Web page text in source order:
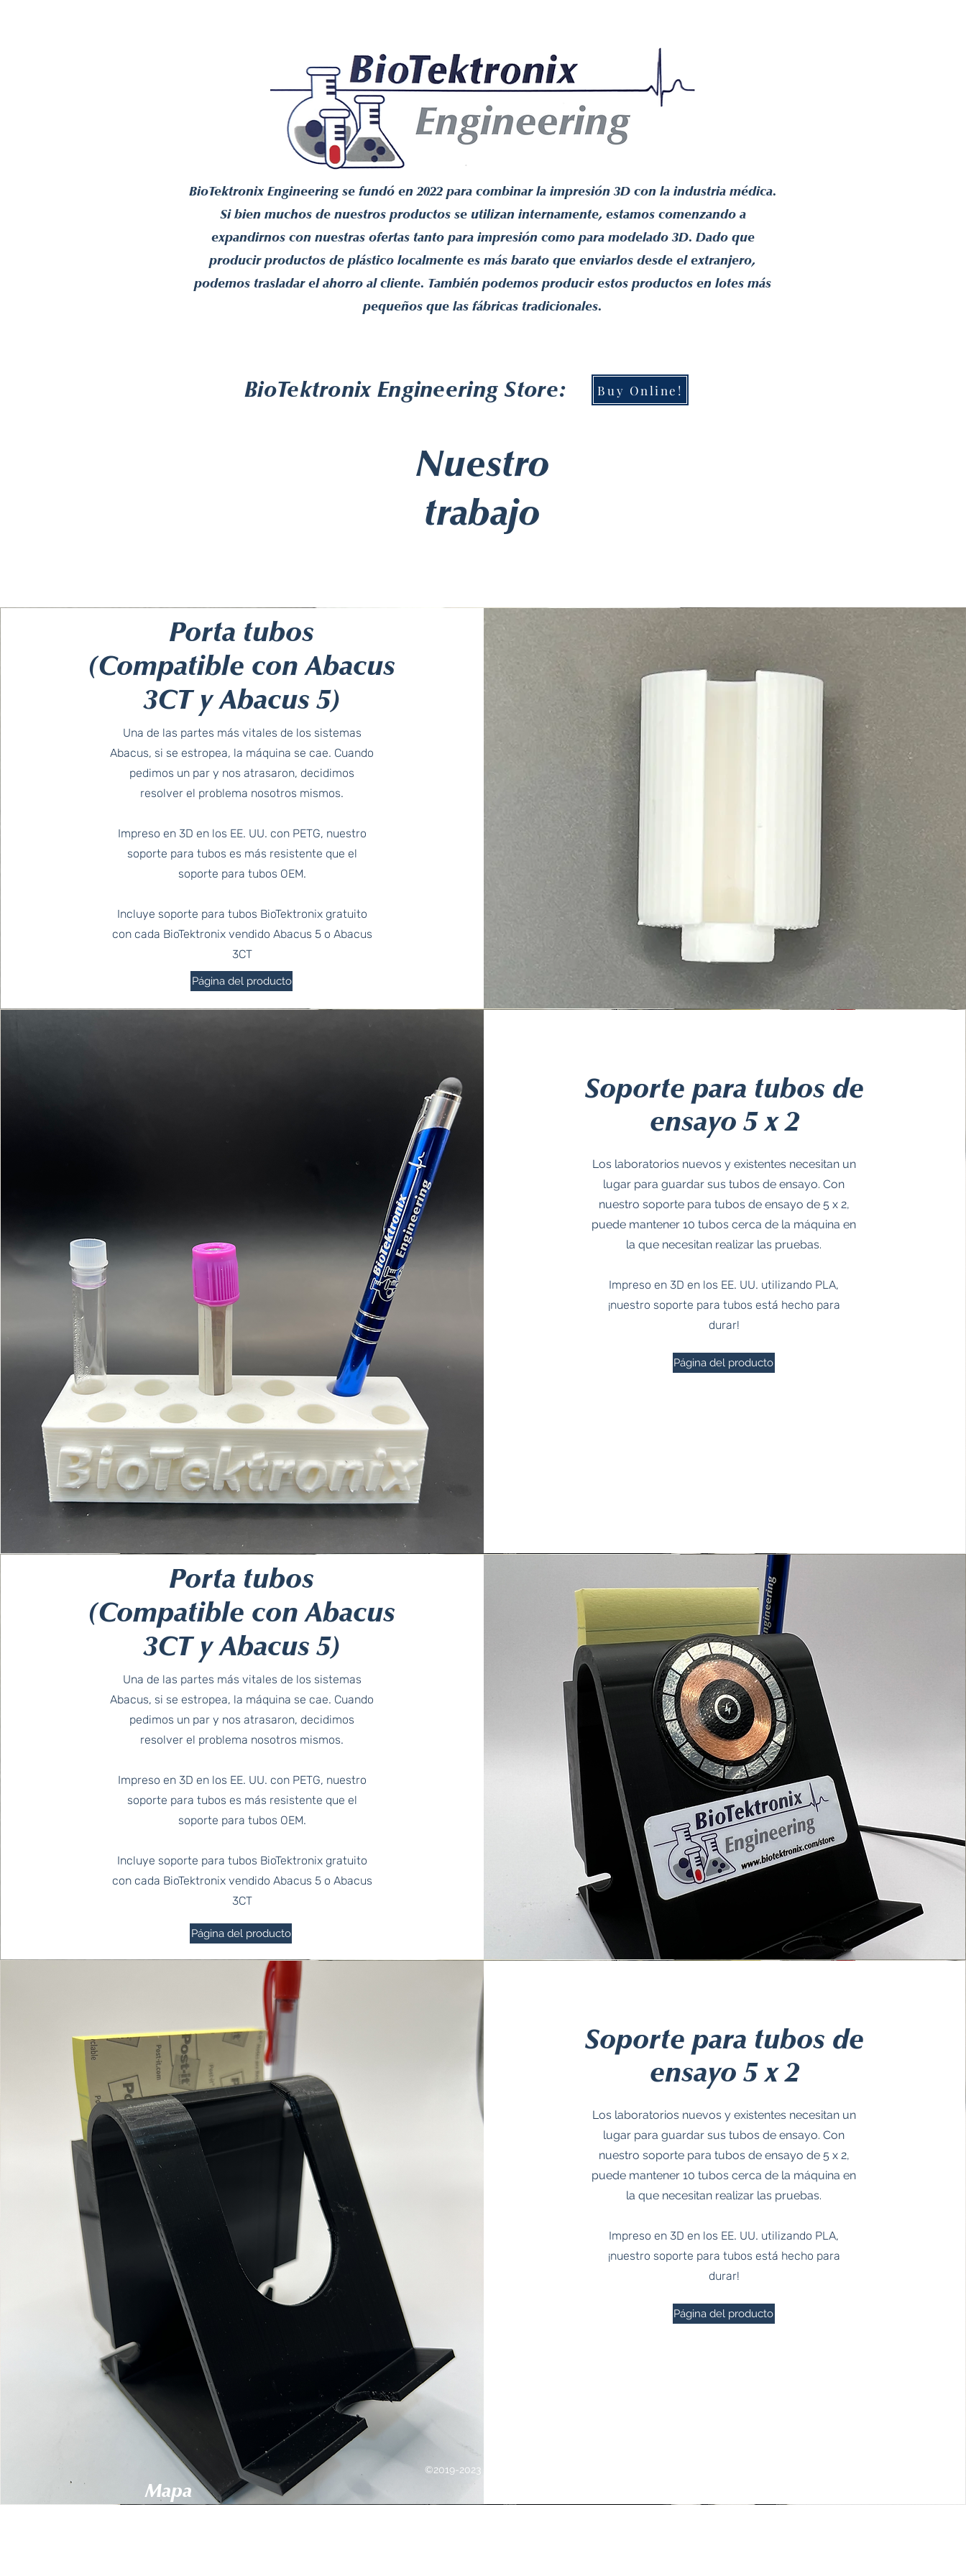
BioTektronix Engineering se fundó en 2022 para combinar la impresión 3D con la industria médica.
Si bien muchos de nuestros productos se utilizan internamente, estamos comenzando a
expandirnos con nuestras ofertas tanto para impresión como para modelado 3D. Dado que
producir productos de plástico localmente es más barato que enviarlos desde el extranjero,
podemos trasladar el ahorro al cliente. También podemos producir estos productos en lotes más
pequeños que las fábricas tradicionales.
BioTektronix Engineering Store: Buy Online!
Nuestro
trabajo
Porta tubos
(Compatible con Abacus
3CT y Abacus 5)
Una de las partes más vitales de los sistemas
Abacus, si se estropea, la máquina se cae. Cuando
pedimos un par y nos atrasaron, decidimos
resolver el problema nosotros mismos.
Impreso en 3D en los EE. UU. con PETG, nuestro
soporte para tubos es más resistente que el
soporte para tubos OEM.
Incluye soporte para tubos BioTektronix gratuito
con cada BioTektronix vendido Abacus 5 o Abacus
3CT
Página del producto
Soporte para tubos de
ensayo 5 x 2
Los laboratorios nuevos y existentes necesitan un
lugar para guardar sus tubos de ensayo. Con
nuestro soporte para tubos de ensayo de 5 x 2,
puede mantener 10 tubos cerca de la máquina en
la que necesitan realizar las pruebas.
Impreso en 3D en los EE. UU. utilizando PLA,
¡nuestro soporte para tubos está hecho para
durar!
Página del producto
Porta tubos
(Compatible con Abacus
3CT y Abacus 5)
Una de las partes más vitales de los sistemas
Abacus, si se estropea, la máquina se cae. Cuando
pedimos un par y nos atrasaron, decidimos
resolver el problema nosotros mismos.
Impreso en 3D en los EE. UU. con PETG, nuestro
soporte para tubos es más resistente que el
soporte para tubos OEM.
Incluye soporte para tubos BioTektronix gratuito
con cada BioTektronix vendido Abacus 5 o Abacus
3CT
Página del producto
Soporte para tubos de
ensayo 5 x 2
Los laboratorios nuevos y existentes necesitan un
lugar para guardar sus tubos de ensayo. Con
nuestro soporte para tubos de ensayo de 5 x 2,
puede mantener 10 tubos cerca de la máquina en
la que necesitan realizar las pruebas.
Impreso en 3D en los EE. UU. utilizando PLA,
¡nuestro soporte para tubos está hecho para
durar!
Página del producto
©2019-2023 BioTektronix.
Mapa